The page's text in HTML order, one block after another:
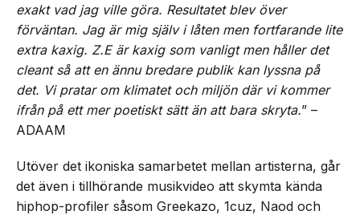
exakt vad jag ville göra. Resultatet blev över
förväntan. Jag är mig själv i låten men fortfarande lite
extra kaxig. Z.E är kaxig som vanligt men håller det
cleant så att en ännu bredare publik kan lyssna på
det. Vi pratar om klimatet och miljön där vi kommer
ifrån på ett mer poetiskt sätt än att bara skryta.” –
ADAAM
Utöver det ikoniska samarbetet mellan artisterna, går
det även i tillhörande musikvideo att skymta kända
hiphop-profiler såsom Greekazo, 1cuz, Naod och